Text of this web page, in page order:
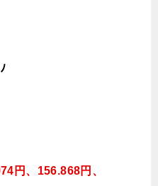
円、156.868円 、